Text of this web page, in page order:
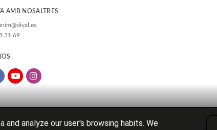
AMB NOSALTRES
31 69
analyze our user's browsing habits. We